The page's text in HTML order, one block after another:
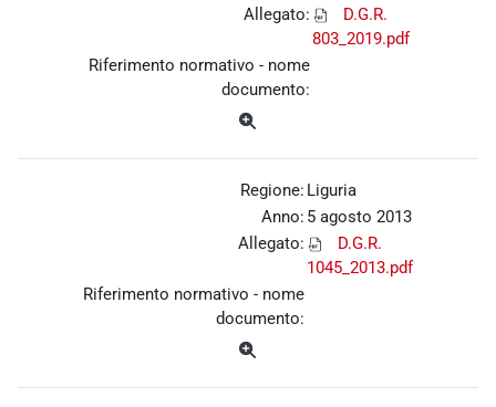
Allegato:
D.G.R.
803_2019.pdf
Riferimento normativo - nome
documento:
Regione: Liguria
Anno: 5 agosto 2013
Allegato:
D.G.R.
1045_2013.pdf
Riferimento normativo - nome
documento: